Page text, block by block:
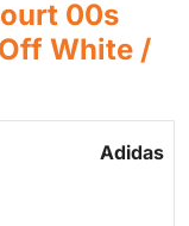
00s
White /
Adidas